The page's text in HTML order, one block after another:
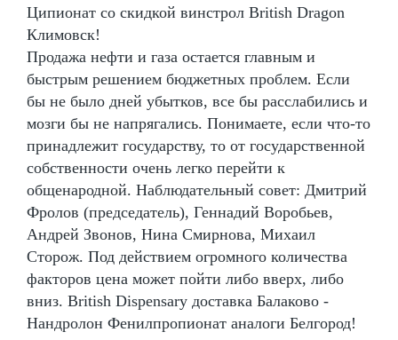
Ципионат со скидкой винстрол British Dragon
Климовск!
Продажа нефти и газа остается главным и
быстрым решением бюджетных проблем. Если
бы не было дней убытков, все бы расслабились и
мозги бы не напрягались. Понимаете, если что-то
принадлежит государству, то от государственной
собственности очень легко перейти к
общенародной. Наблюдательный совет: Дмитрий
Фролов (председатель), Геннадий Воробьев,
Андрей Звонов, Нина Смирнова, Михаил
Сторож. Под действием огромного количества
факторов цена может пойти либо вверх, либо
вниз. British Dispensary доставка Балаково -
Нандролон Фенилпропионат аналоги Белгород!